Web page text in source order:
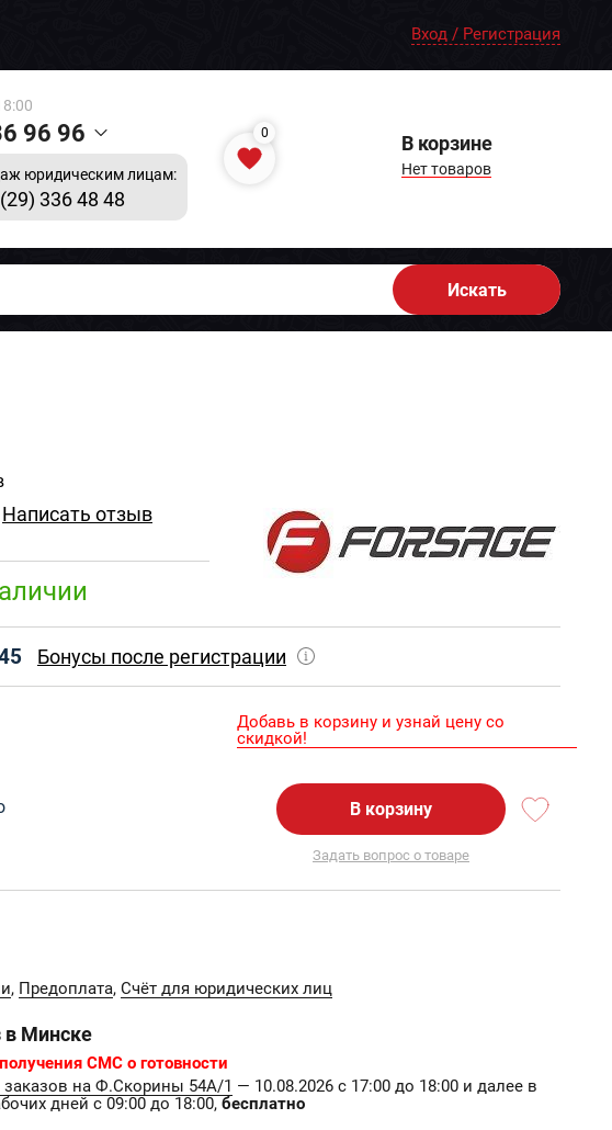
Вход / Регистрация
96 96
юридическим лицам:
336 48 48
0 В корзине
Нет товаров
Искать
Написать отзыв
Бонусы после регистрации
Добавь в корзину и узнай цену со
скидкой!
В корзину
Задать вопрос о товаре
, Предоплата, Счёт для юридических лиц
Минске
СМС о готовности
заказов на Ф.Скорины 54А/1 — 10.08.2026 с 17:00 до 18:00 и далее в
дней с 09:00 до 18:00, бесплатно